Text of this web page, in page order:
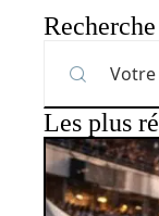
Recherche
Les plus